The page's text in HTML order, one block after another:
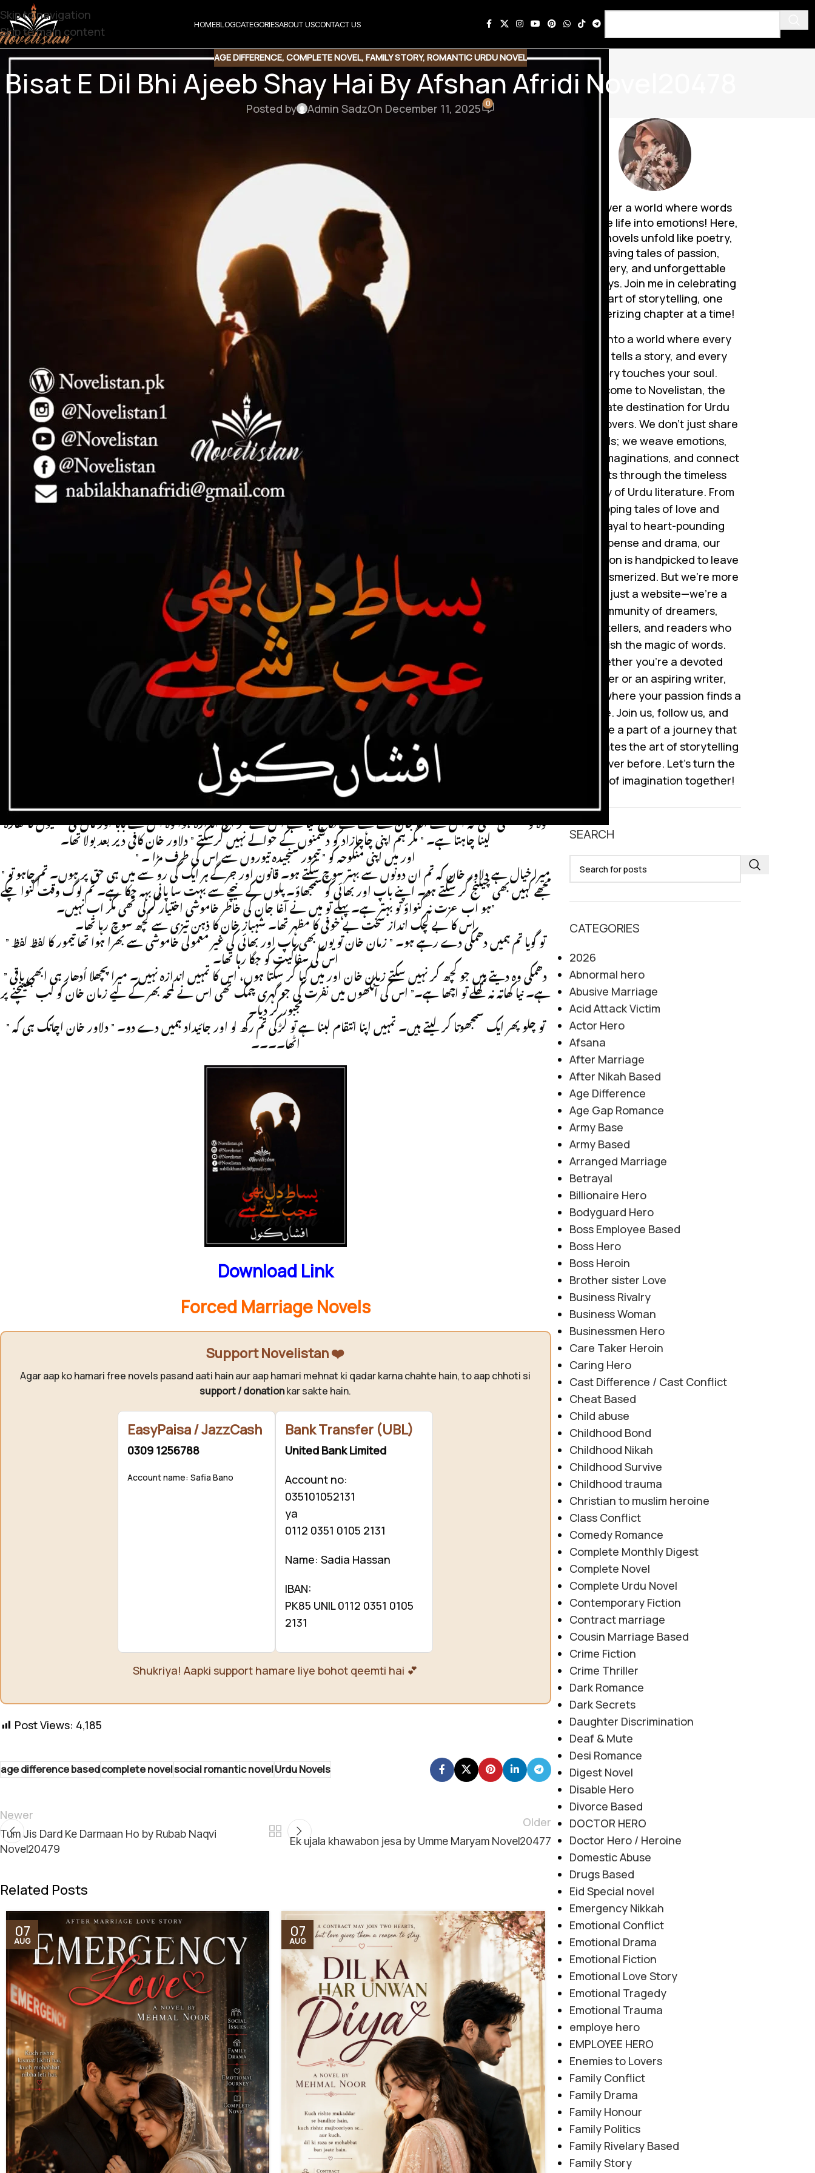
Skip to navigation
Skip to main content
HOMEBLOGCATEGORIESABOUT USCONTACT US
AGE DIFFERENCE, COMPLETE NOVEL, FAMILY STORY, ROMANTIC URDU NOVEL
Bisat E Dil Bhi Ajeeb Shay Hai By Afshan Afridi Novel20478
Posted by Admin SadzOn December 11, 2025 0
Share Link
Bisat E Dil Bhi Ajeeb Shay Hai By Afshan Afridi
Age Difference | Pathan Culture base | Complete novel | Romantic Novel
Novel code: Novel20478
شہباز خان نے اندر داخل ہوتے ہی سفید پڑتی زرمینے کو فاتحانہ نظروں سے دیکھ کر تیمور کو مخاطب کیا تو وہ شدید غیض و غضب سے
بھرا دو قدم بڑھ کر اس کے سامنے آگیا۔۔۔۔
تھا۔۔۔
ٹوک کہا تو تیمور کی سرخ انگارہ آنکھوں سے جلال ٹپکنے لگا۔
گا۔۔۔۔۔” وہ بولا تو لہجے میں جیسے شرارے برس رہے تھے۔۔۔
شہباز خان کو جیسے کسی نے للکارا تھا اس لمحے زمان خان کی اٹھتی بندوق کی نالی کو ایک ہاتھ سے نیچے کرتے ہوئے وہ یک دم خشمگیں
ہو گیا تھا۔
دوسرے کی منگ پر تسلط جمانے کی روایت تم لوگوں کی ہی ڈالی ہوئی ہے۔ ” تیمور کا لہجہ آہنی تھا۔ پیچھے کھڑی زرمینیے کے دل کی
رفتار تو دونوں فریقین کے انداز گفتگو سے ہی تھمتی جارہی تھی۔
” مگر پری چہر نے اپنی خوشی سے شیر باز ساتھ نکاح کیا تھا۔” شہباز خان تلملا کر بولا۔
سرعت سے اسے پیچھے پیچ نہ لیا ہوتا تو اس کی بندوق کا پچھلا سرا تیمور کو زخم پہنچا چکا ہوتا۔
میں خاموش نہیں رہوں گا شہباز خان! تمہیں اپنے دونوں بیٹے پیارے ہیں تو انہیں سمجھاؤ۔ سوئے ہوئے شیر کو نہ جگائیں اسی میں
بھلائی ہے ان کی۔” اس کالجہ سخت سرد اور سرخ تھا۔
” منکوحہ۔۔۔۔۔اونہ۔۔۔۔۔۔” زمان خان زیر خند ہو گیا۔
“تم نے محض انتقام لینے کے لیے نکاح کیا ہے زرمینے
کھڑی زرمینے کے دل کو بھی ہلا کر رکھ دیا تھا۔
بے اختیار سے ان چاروں سے خوف محسوس ہوا تھا۔ کوئی بھی تو اس کا حامی نہیں تھا۔ کسی کو بھی تو اس سے ہمدردی نہیں تھی۔
وہ تو سمجھتی تھی کہ اس نے آغا جان کے کہنے سے نکاح کیا ہے اس سے مگر آج اندازہ ہوا وہ اس سے بابا اور ماں کی غلطیوں کا کفارہ
لینا چاہتا ہے۔ ” مگر ہم اپنی چاچازاد کو دشمنوں کے حوالے نہیں کرسکتے ” دلاور خان کافی دیر بعد بولا تھا۔
” اور میں اپنی منکوحہ کو ” تیمور سنجیدہ تیوروں سے اس کی طرف مڑا ۔
” میرا خیال ہے دلاور خان کہ تم ان دونوں سے بہتر سوچ سکتے ہو۔ قانون اور جرگے ہر ایک کی رو سے میں ہی حق پر ہوں۔ تم چاہو تو
مجھے کہیں بھی چیلنج کر سکتے ہو۔ اپنے باپ اور بھائی کو سمجھاؤ۔ پلوں کے نیچے سے بہت سا پانی بہہ چکا ہے۔ تم لوگ وقت گنوا چکے
ہو اب عزت نہ گنواؤ تو بہتر ہے۔ پہلے تو میں نے آغا جان کی خاطر خاموشی اختیار کرلی تھی مگر اب نہیں۔”
اس کا بے لچک انداز سخت بے خوفی کا مظہر تھا۔ شہباز خان کا ذہن تیزی سے کچھ سوچ رہا تھا۔
” تو گویا تم ہمیں دھمکی دے رہے ہو۔ ” زمان خان تو یوں بھی باپ اور بھائی کی غیر معمولی خاموشی سے بھرا ہوا تھا تیمور کا لفظ لفظ
اس کی سفاکیت کو جگا رہا تھا۔
” دھمکی وہ دیتے ہیں جو کچھ کر نہیں سکتے زمان خان اور میں کیا کر سکتا ہوں، اس کا تمہیں اندازہ نہیں۔ میرا پچھلا اُدھار ہی ابھی باقی
ہے۔ نیا کھاتہ نہ کھلے تو اچھا ہے۔” اس کی آنکھوں میں نفرت کی جو گہری چمک تھی اس نے لمحہ بھر کے لیے زمان خان کو لب بھینچنے پر
مجبور کر دیا۔
” تو چلو پھر ایک سمجھوتا کر لیتے ہیں۔ تمہیں اپنا انتقام لبنا ہے تو لڑکی تم رکھ لو اور جائیداد ہمیں دے دو۔ ” دلاور خان اچانک ہی کہ
اٹھا۔۔۔۔
Download Link
Forced Marriage Novels
Support Novelistan ❤️
Agar aap ko hamari free novels pasand aati hain aur aap hamari mehnat ki qadar karna chahte hain, to aap chhoti si
support / donationkar sakte hain.
EasyPaisa / JazzCash
0309 1256788
Account name: Safia Bano
Bank Transfer (UBL)
United Bank Limited
Account no:
035101052131
ya
0112 0351 0105 2131
Name: Sadia Hassan
IBAN:
PK85 UNIL 0112 0351 0105
2131
Shukriya! Aapki support hamare liye bohot qeemti hai 💕
Post Views: 4,185
age difference basedcomplete novelsocial romantic novelUrdu Novels
Newer
Tum Jis Dard Ke Darmaan Ho by Rubab Naqvi
Novel20479
Older
Ek ujala khawabon jesa by Umme Maryam Novel20477
Related Posts
07
AUG
07
AUG
07
AUG
Discover a world where words
breathe life into emotions! Here,
Urdu novels unfold like poetry,
weaving tales of passion,
mystery, and unforgettable
journeys. Join me in celebrating
the art of storytelling, one
mesmerizing chapter at a time!
Step into a world where every
word tells a story, and every
story touches your soul.
Welcome to Novelistan, the
ultimate destination for Urdu
novel lovers. We don’t just share
novels; we weave emotions,
ignite imaginations, and connect
hearts through the timeless
beauty of Urdu literature. From
gripping tales of love and
betrayal to heart-pounding
suspense and drama, our
collection is handpicked to leave
you mesmerized. But we’re more
than just a website—we’re a
community of dreamers,
storytellers, and readers who
cherish the magic of words.
Whether you’re a devoted
reader or an aspiring writer,
here’s where your passion finds a
home. Join us, follow us, and
become a part of a journey that
celebrates the art of storytelling
like never before. Let’s turn the
pages of imagination together!
SEARCH
CATEGORIES
2026
Abnormal hero
Abusive Marriage
Acid Attack Victim
Actor Hero
Afsana
After Marriage
After Nikah Based
Age Difference
Age Gap Romance
Army Base
Army Based
Arranged Marriage
Betrayal
Billionaire Hero
Bodyguard Hero
Boss Employee Based
Boss Hero
Boss Heroin
Brother sister Love
Business Rivalry
Business Woman
Businessmen Hero
Care Taker Heroin
Caring Hero
Cast Difference / Cast Conflict
Cheat Based
Child abuse
Childhood Bond
Childhood Nikah
Childhood Survive
Childhood trauma
Christian to muslim heroine
Class Conflict
Comedy Romance
Complete Monthly Digest
Complete Novel
Complete Urdu Novel
Contemporary Fiction
Contract marriage
Cousin Marriage Based
Crime Fiction
Crime Thriller
Dark Romance
Dark Secrets
Daughter Discrimination
Deaf & Mute
Desi Romance
Digest Novel
Disable Hero
Divorce Based
DOCTOR HERO
Doctor Hero / Heroine
Domestic Abuse
Drugs Based
Eid Special novel
Emergency Nikkah
Emotional Conflict
Emotional Drama
Emotional Fiction
Emotional Love Story
Emotional Tragedy
Emotional Trauma
employe hero
EMPLOYEE HERO
Enemies to Lovers
Family Conflict
Family Drama
Family Honour
Family Politics
Family Rivelary Based
Family Story